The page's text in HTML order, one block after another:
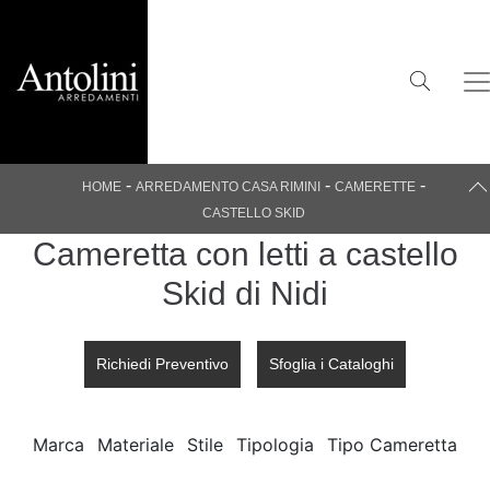
HOME- ARREDAMENTO CASA RIMINI - CAMERETTE -
CASTELLO SKID
Cameretta con letti a castello
Skid di Nidi
Richiedi Preventivo Sfoglia i Cataloghi
Marca Materiale Stile Tipologia Tipo Cameretta